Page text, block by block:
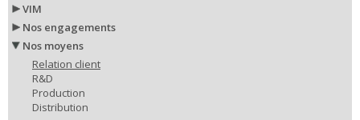
VIM
Nos engagements
Nos moyens
Relation client
R&D
Production
Distribution